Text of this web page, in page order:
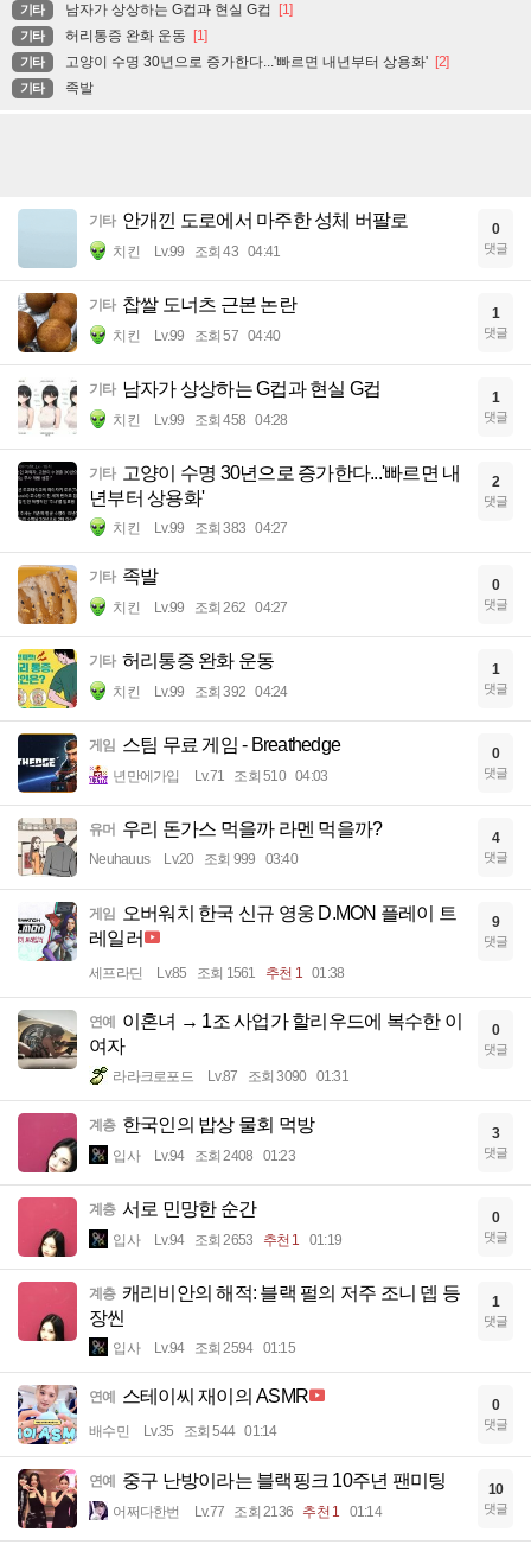
기타 남자가 상상하는 G컵과 현실 G컵 [1]
기타 허리통증 완화 운동 [1]
기타 고양이 수명 30년으로 증가한다...'빠르면 내년부터 상용화' [2]
기타 족발
기타 안개낀 도로에서 마주한 성체 버팔로
치킨 Lv.99 조회 43 04:41
0
댓글
기타 찹쌀 도너츠 근본 논란
치킨 Lv.99 조회 57 04:40
1
댓글
기타 남자가 상상하는 G컵과 현실 G컵
치킨 Lv.99 조회 458 04:28
1
댓글
기타 고양이 수명 30년으로 증가한다...'빠르면 내
년부터 상용화'
치킨 Lv.99 조회 383 04:27
2
댓글
기타 족발
치킨 Lv.99 조회 262 04:27
0
댓글
기타 허리통증 완화 운동
치킨 Lv.99 조회 392 04:24
1
댓글
게임 스팀 무료 게임 - Breathedge
년만에가입 Lv.71 조회 510 04:03
0
댓글
유머 우리 돈가스 먹을까 라멘 먹을까?
Neuhauus Lv.20 조회 999 03:40
4
댓글
게임
오버워치 한국 신규 영웅 D.MON 플레이 트
레일러
세프라딘 Lv.85 조회 1561 추천 1 01:38
9
댓글
연예
이혼녀 → 1조 사업가 할리우드에 복수한 이
여자
라라크로포드 Lv.87 조회 3090 01:31
0
댓글
계층 한국인의 밥상 물회 먹방
입사 Lv.94 조회 2408 01:23
3
댓글
계층 서로 민망한 순간
입사 Lv.94 조회 2653 추천 1 01:19
0
댓글
계층 캐리비안의 해적: 블랙 펄의 저주 조니 뎁 등
장씬
입사 Lv.94 조회 2594 01:15
1
댓글
연예 스테이씨 재이의 ASMR
배수민 Lv.35 조회 544 01:14
0
댓글
연예 중구 난방이라는 블랙핑크 10주년 팬미팅
어쩌다한번 Lv.77 조회 2136 추천 1 01:14
10
댓글